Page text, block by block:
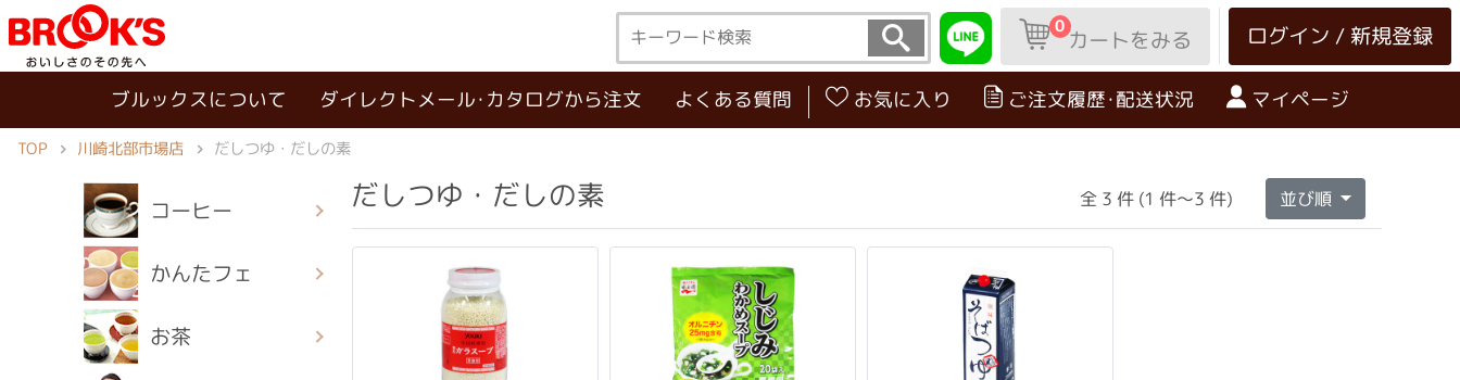
ログイン / 新規登録
0カートをみる
ブルックスについて ダイレクトメール･カタログから注文 よくある質問 お気に入り ご注文履歴･配送状況 マイページ
TOP 川崎北部市場店 だしつゆ・だしの素
コーヒー
かんたフェ
お茶
だしつゆ・だしの素 全 3 件 (1 件～3 件) 並び順